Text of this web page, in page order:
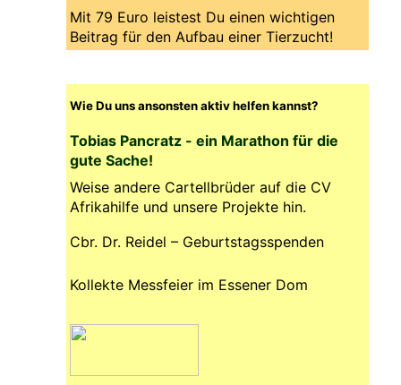
Mit 79 Euro leistest Du einen wichtigen
Beitrag für den Aufbau einer Tierzucht!
Wie Du uns ansonsten aktiv helfen kannst?
Tobias Pancratz - ein Marathon für die
gute Sache!
Weise andere Cartellbrüder auf die CV
Afrikahilfe und unsere Projekte hin.
Cbr. Dr. Reidel – Geburtstagsspenden
Kollekte Messfeier im Essener Dom